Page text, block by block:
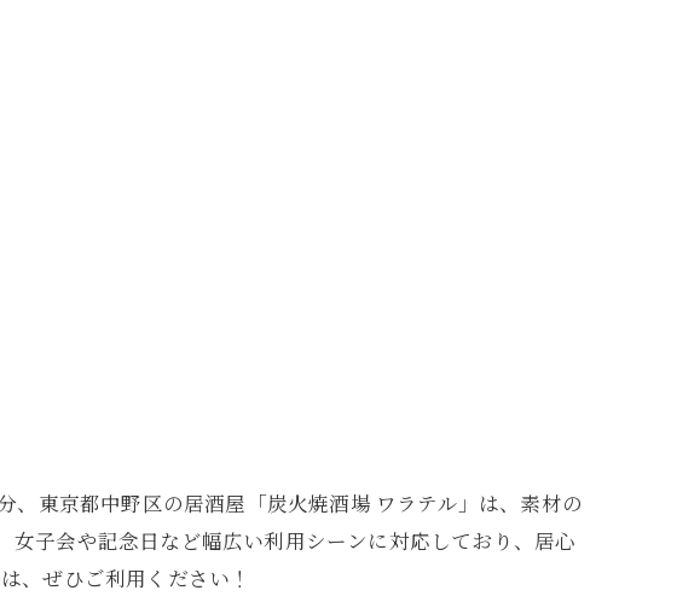
東京都中野区の居酒屋「炭火焼酒場 ワラテル」は、素材の
子会や記念日など幅広い利用シーンに対応しており、居心
、ぜひご利用ください！